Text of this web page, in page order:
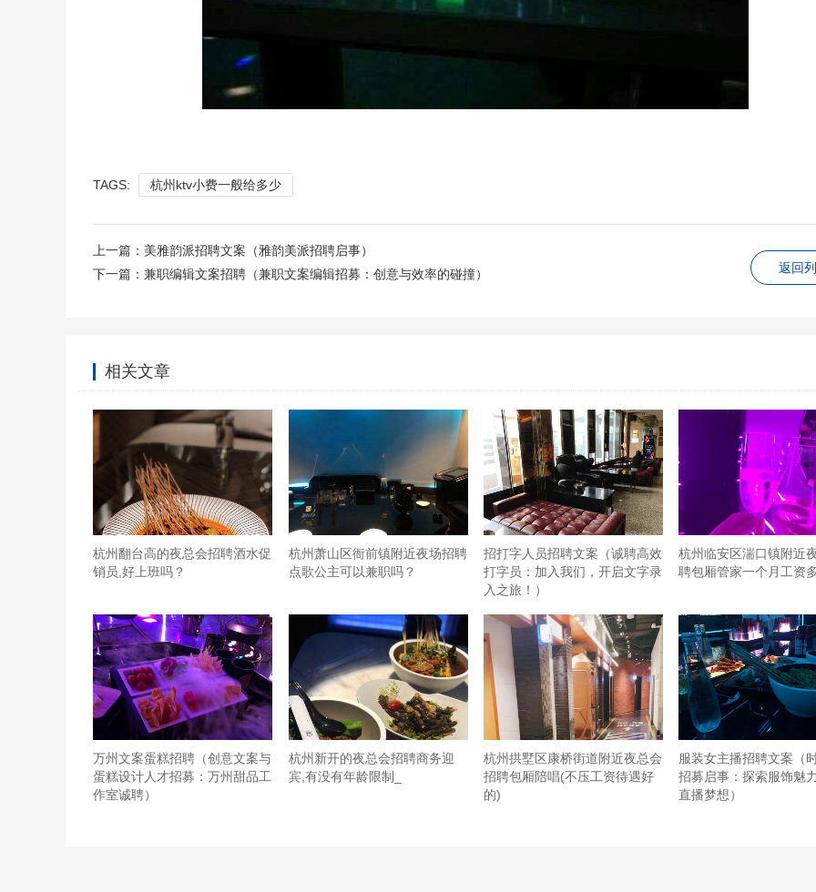
TAGS: 杭州ktv小费一般给多少
返回
上一篇： 美雅韵派招聘文案（雅韵美派招聘启事）
下一篇： 兼职编辑文案招聘（兼职文案编辑招募：创意与效率的碰撞）
相关文章
杭州翻台高的夜总会招聘酒水促
销员,好上班吗？
杭州萧山区衙前镇附近夜场招聘
点歌公主可以兼职吗？
招打字人员招聘文案（诚聘高效
打字员：加入我们，开启文字录
入之旅！）
杭州临安区湍口镇附近
聘包厢管家一个月工资
万州文案蛋糕招聘（创意文案与
蛋糕设计人才招募：万州甜品工
作室诚聘）
杭州新开的夜总会招聘商务迎
宾,有没有年龄限制_
杭州拱墅区康桥街道附近夜总会
招聘包厢陪唱(不压工资待遇好
的)
服装女主播招聘文案（
招募启事：探索服饰魅
直播梦想）